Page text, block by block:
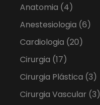
Anatomia (4)
Anestesiologia (6)
Cardiologia (20)
Cirurgia (17)
Cirurgia Plástica (3)
Cirurgia Vascular (3)